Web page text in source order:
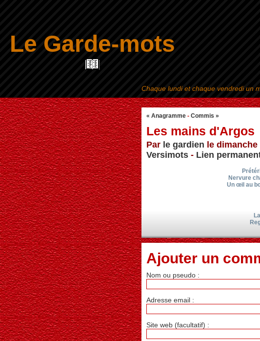
Le Garde-mots
« Anagramme - Commis »
Les mains d'Argos
Par le gardien le
Versimots - Lien
Nervure
Un œil au
Ajouter un
Nom ou pseudo :
Adresse email :
Site web (facultatif) :
Chaque lundi et chaque vendredi un